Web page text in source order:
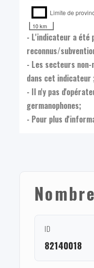
Limite de
10 km
- L'indicateur a été
reconnus/
- Les secteurs non-
dans cet indicateur
- Il n'y pas
germanophones;
- Pour plus
ID
82140018